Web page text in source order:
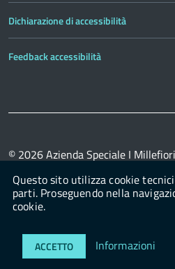
Dichiarazione di accessibilità
Feedback accessibilità
© 2026Azienda Speciale I Millefiori
Questo sito utilizza cookie
parti. Proseguendo nella
cookie.
ACCETTO Informazioni